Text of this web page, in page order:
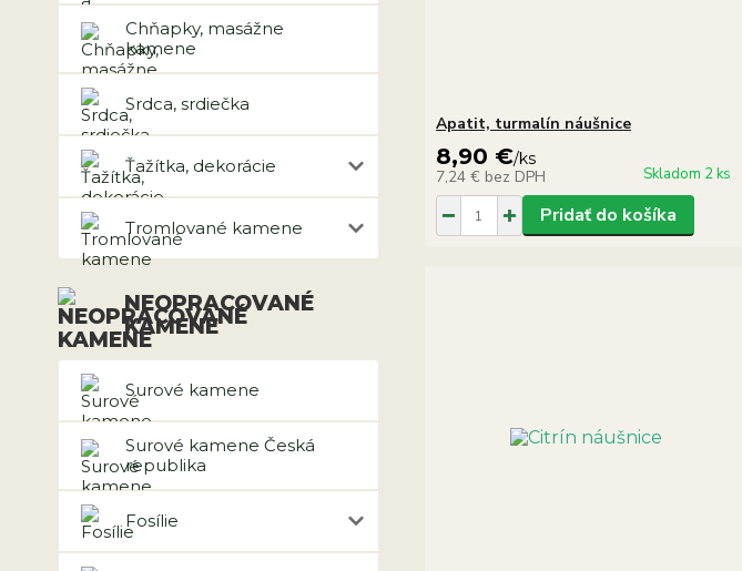
Chňapky, masážne
kamene
Srdca, srdiečka
Ťažítka, dekorácie
Tromlované kamene
NEOPRACOVANÉ
KAMENE
Surové kamene
Surové kamene Česká
republika
Fosílie
Apatit, turmalín náušnice
8,90 €/ks
7,24 € bez DPH Skladom 2 ks
Pridať do košíka